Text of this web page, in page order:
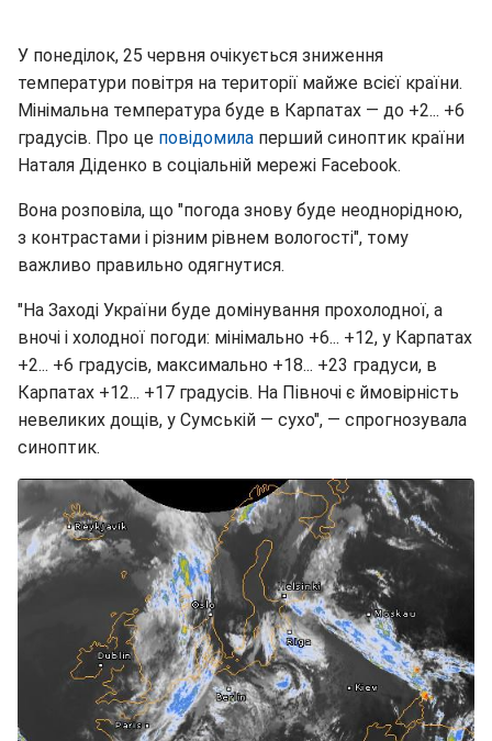
У понеділок, 25 червня очікується зниження
температури повітря на території майже всієї країни.
Мінімальна температура буде в Карпатах — до +2... +6
градусів. Про це повідомила перший синоптик країни
Наталя Діденко в соціальній мережі Facebook.
Вона розповіла, що "погода знову буде неоднорідною,
з контрастами і різним рівнем вологості", тому
важливо правильно одягнутися.
"На Заході України буде домінування прохолодної, а
вночі і холодної погоди: мінімально +6... +12, у Карпатах
+2... +6 градусів, максимально +18... +23 градуси, в
Карпатах +12... +17 градусів. На Півночі є ймовірність
невеликих дощів, у Сумській — сухо", — спрогнозувала
синоптик.